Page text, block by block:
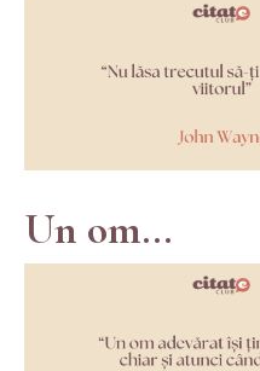
Un om...